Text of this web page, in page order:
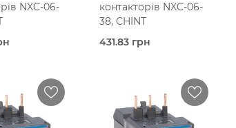
NXC-06-
Теплове
Chint
контакторів NXC-06-
38, CHINT
431.83 грн
Теплове
Chint